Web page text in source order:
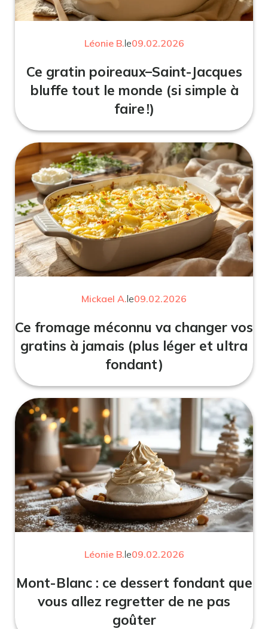
Léonie B.le09.02.2026
Ce gratin poireaux–Saint-Jacques
bluffe tout le monde (si simple à
faire !)
Mickael A.le09.02.2026
Ce fromage méconnu va changer vos
gratins à jamais (plus léger et ultra
fondant)
Léonie B.le09.02.2026
Mont-Blanc : ce dessert fondant que
vous allez regretter de ne pas
goûter